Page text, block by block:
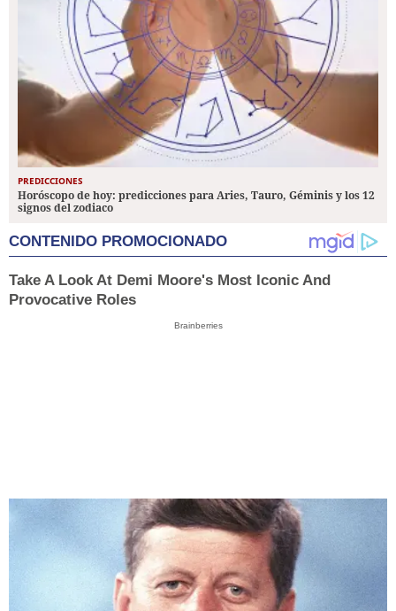
PREDICCIONES
Horóscopo de hoy: predicciones para Aries, Tauro, Géminis y los 12
signos del zodiaco
CONTENIDO PROMOCIONADO
Take A Look At Demi Moore's Most Iconic And
Provocative Roles
Brainberries